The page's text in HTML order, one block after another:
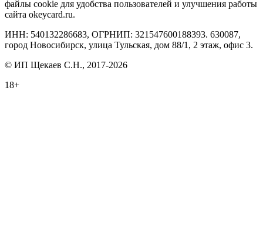
файлы cookie для удобства пользователей и улучшения работы
сайта okeycard.ru.
ИНН: 540132286683, ОГРНИП: 321547600188393. 630087,
город Новосибирск, улица Тульская, дом 88/1, 2 этаж, офис 3.
© ИП Щекаев С.Н., 2017-2026
18+